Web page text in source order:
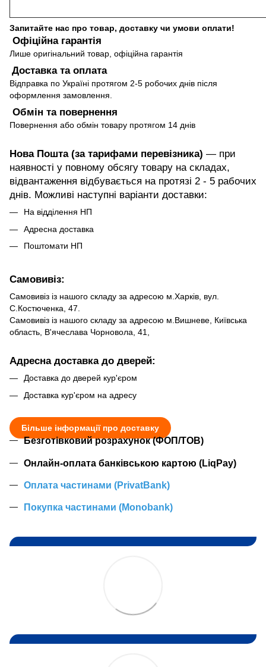
Запитайте нас про товар, доставку чи умови оплати!
Офіційна гарантія
Лише оригінальний товар, офіційна гарантія
Доставка та оплата
Відправка по Україні протягом 2-5 робочих днів після
оформлення замовлення.
Обмін та повернення
Повернення або обмін товару протягом 14 днів
Нова Пошта (за тарифами перевізника) — при
наявності у повному обсягу товару на складах,
відвантаження відбувається на протязі 2 - 5 рабочих
днів. Можливі наступні варіанти доставки:
На відділення НП
Адресна доставка
Поштомати НП
Самовивіз:
Самовивіз із нашого складу за адресою м.Харків, вул.
С.Костюченка, 47.
Самовивіз із нашого складу за адресою м.Вишневе, Київська
область, В'ячеслава Чорновола, 41,
Адресна доставка до дверей:
Доставка до дверей кур'єром
Доставка кур'єром на адресу
Більше інформації про доставку
Безготівковий розрахунок (ФОП/ТОВ)
Онлайн-оплата банківською картою (LiqPay)
Оплата частинами (PrivatBank)
Покупка частинами (Monobank)